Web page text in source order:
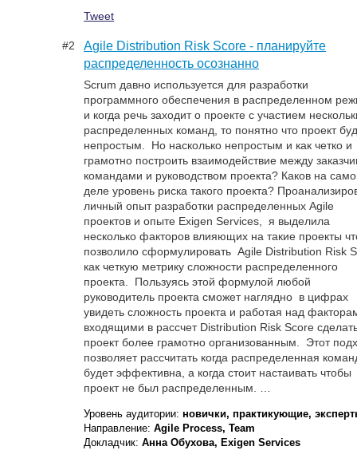
Докладчик:
Tweet
Tweet
#2
Agile Distribution Risk Score - планируйте
распределенность осознанно
Scrum давно используется для разработки
программного обеспечения в распределенном
и когда речь заходит о проекте с участием
распределенных команд, то понятно что проект
непростым. Но насколько непростым и как четко и
грамотно построить взаимодействие между
командами и руководством проекта? Каков на
деле уровень риска такого проекта?
личный опыт разработки распределенных Agile
проектов и опыте Exigen Services, я выделила
несколько факторов влияющих на такие проекты
позволило сформулировать Agile Distribution Risk
как четкую метрику сложности распределенного
проекта. Пользуясь этой формулой любой
руководитель проекта сможет наглядно в цифрах
увидеть сложность проекта и работая над
входящими в рассчет Distribution Risk Score
проект более грамотно организованным. Этот
позволяет рассчитать когда распределенная
будет эффективна, а когда стоит настаивать чтобы
проект не был распределенным. …
Уровень аудитории:новички, практикующие,
Направление:Agile Process, Team
Докладчик:Анна Обухова, Exigen Services